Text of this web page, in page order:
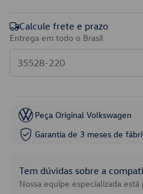
Calcule frete e prazo
Entrega em todo o Brasil
Peça Original Volkswagen
Garantia de 3 meses de
Tem dúvidas sobre a
Nossa equipe especializada